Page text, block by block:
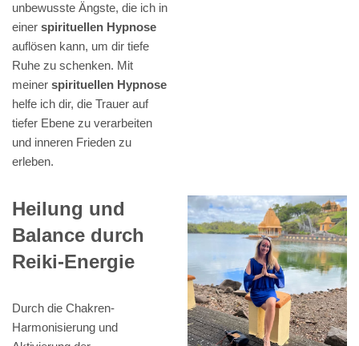
unbewusste Ängste, die ich in
einer spirituellen Hypnose
auflösen kann, um dir tiefe
Ruhe zu schenken. Mit
meiner spirituellen Hypnose
helfe ich dir, die Trauer auf
tiefer Ebene zu verarbeiten
und inneren Frieden zu
erleben.
Heilung und
Balance durch
Reiki-Energie
Durch die Chakren-
Harmonisierung und